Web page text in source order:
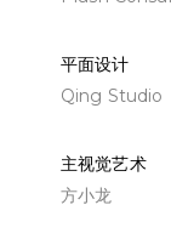
平面设计
Qing Studio
主视觉艺术
方小龙